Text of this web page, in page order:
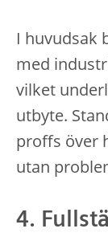
I huvudsak
med
vilket
utbyte.
proffs över
utan
4.